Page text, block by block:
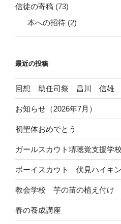
信徒の寄稿 (73)
本への招待 (2)
最近の投稿
回想 助任司祭 昌川 信雄
お知らせ（2026年7月）
初聖体おめでとう
ガールスカウト堺聴覚支援学
ボーイスカウト 伏見ハイキ
教会学校 芋の苗の植え付け
春の養成講座